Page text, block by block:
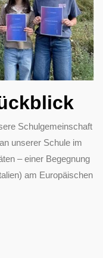
Schulgemeinschaft
unserer Schule im
– einer Begegnung
am Europäischen